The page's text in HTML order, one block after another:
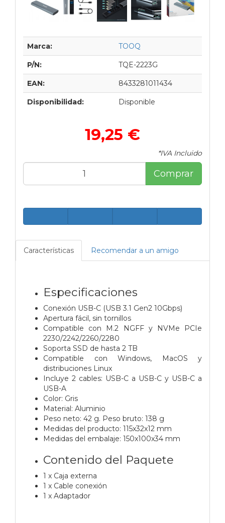
Marca: TOOQ
P/N: TQE-2223G
EAN: 8433281011434
Disponibilidad: Disponible
19,25 €
*IVA Incluido
Comprar
Características Recomendar a un amigo
Especificaciones
Conexión USB-C (USB 3.1 Gen2 10Gbps)
Apertura fácil, sin tornillos
Compatible con M.2 NGFF y NVMe PCIe
2230/2242/2260/2280
Soporta SSD de hasta 2 TB
Compatible con Windows, MacOS y
distribuciones Linux
Incluye 2 cables: USB-C a USB-C y USB-C a
USB-A
Color: Gris
Material: Aluminio
Peso neto: 42 g. Peso bruto: 138 g
Medidas del producto: 115x32x12 mm
Medidas del embalaje: 150x100x34 mm
Contenido del Paquete
1 x Caja externa
1 x Cable conexión
1 x Adaptador